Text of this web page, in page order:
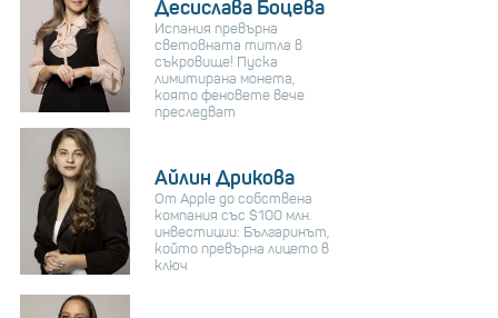
Десислава Боцева
Испания превърна
световната титла в
съкровище! Пуска
лимитирана монета,
която феновете вече
преследват
Айлин Дрикова
От Apple до собствена
компания със $100 млн.
инвестиции: Българинът,
който превърна лицето в
ключ